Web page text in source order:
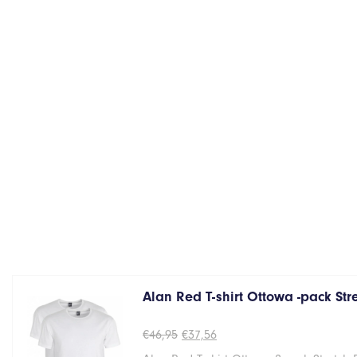
Alan Red T-shirt Ottowa -pack
€46,95 Oorspronkelijke
€37,56Huidige